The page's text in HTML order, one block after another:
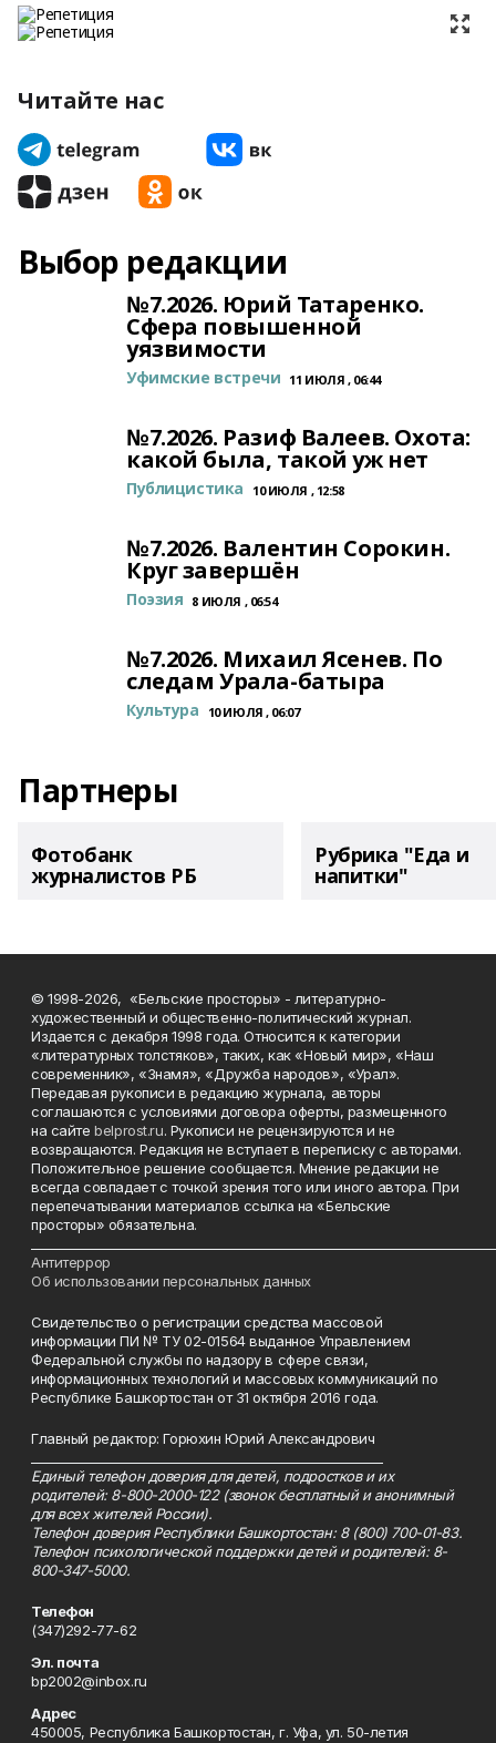
Читайте нас
Выбор редакции
№7.2026. Юрий Татаренко.
Сфера повышенной
уязвимости
Уфимские встречи 11 ИЮЛЯ , 06:44
№7.2026. Разиф Валеев. Охота:
какой была, такой уж нет
Публицистика 10 ИЮЛЯ , 12:58
№7.2026. Валентин Сорокин.
Круг завершён
Поэзия 8 ИЮЛЯ , 06:54
№7.2026. Михаил Ясенев. По
следам Урала-батыра
Культура 10 ИЮЛЯ , 06:07
Партнеры
Фотобанк
журналистов РБ
Рубрика "Еда и
напитки"
© 1998-2026, «Бельские просторы» - литературно-
художественный и общественно-политический журнал.
Издается с декабря 1998 года. Относится к категории
«литературных толстяков», таких, как «Новый мир», «Наш
современник», «Знамя», «Дружба народов», «Урал».
Передавая рукописи в редакцию журнала, авторы
соглашаются с условиями договора оферты, размещенного
на сайтеbelprost.ru. Рукописи не рецензируются и не
возвращаются. Редакция не вступает в переписку с авторами.
Положительное решение сообщается. Мнение редакции не
всегда совпадает с точкой зрения того или иного автора. При
перепечатывании материалов ссылка на «Бельские
просторы» обязательна.
Антитеррор
Об использовании персональных данных
Свидетельство о регистрации средства массовой
информации ПИ № ТУ 02-01564 выданное Управлением
Федеральной службы по надзору в сфере связи,
информационных технологий и массовых коммуникаций по
Республике Башкортостан от 31 октября 2016 года.
Главный редактор: Горюхин Юрий Александрович
Единый телефон доверия для детей, подростков и их
родителей: 8-800-2000-122 (звонок бесплатный и анонимный
для всех жителей России).
Телефон доверия Республики Башкортостан: 8 (800) 700-01-83.
Телефон психологической поддержки детей и родителей: 8-
800-347-5000.
Телефон
(347)292-77-62
Эл. почта
bp2002@inbox.ru
Адрес
450005, Республика Башкортостан, г. Уфа, ул. 50-летия